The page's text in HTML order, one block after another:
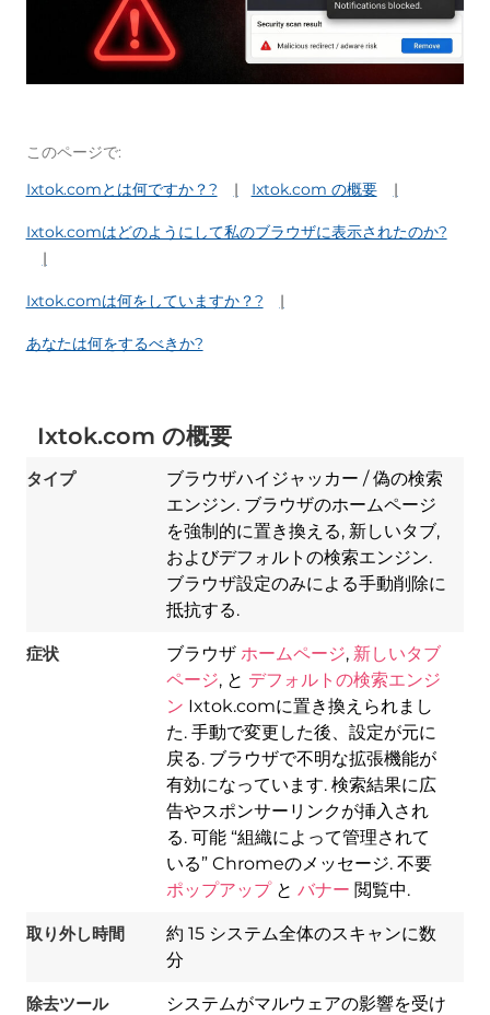
このページで:
Ixtok.comとは何ですか？?
Ixtok.com の概要
Ixtok.comはどのようにして私のブラウザに表示されたのか?
Ixtok.comは何をしていますか？?
あなたは何をするべきか?
Ixtok.com の概要
タイプ
ブラウザハイジャッカー / 偽の検索
エンジン. ブラウザのホームページ
を強制的に置き換える, 新しいタブ,
およびデフォルトの検索エンジン.
ブラウザ設定のみによる手動削除に
抵抗する.
症状 ブラウザ ホームページ, 新しいタブ
ページ, と デフォルトの検索エンジ
ン Ixtok.comに置き換えられまし
た. 手動で変更した後、設定が元に
戻る. ブラウザで不明な拡張機能が
有効になっています. 検索結果に広
告やスポンサーリンクが挿入され
る. 可能 “組織によって管理されて
いる” Chromeのメッセージ. 不要
ポップアップと バナー 閲覧中.
取り外し時間
約 15 システム全体のスキャンに数
分
除去ツール
システムがマルウェアの影響を受け
Download
Spy Hunter